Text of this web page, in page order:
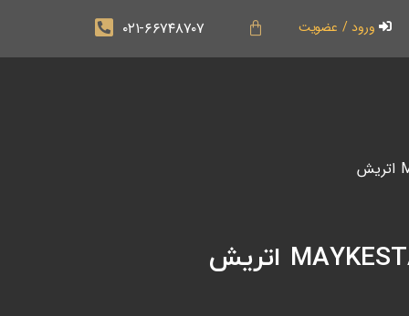
ورود / عضویت ۰۲۱-۶۶۷۴۸۷۰۷